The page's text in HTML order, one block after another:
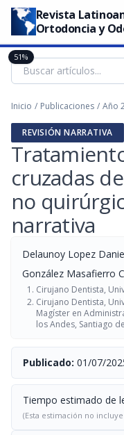
Revista
Ortodoncia y
Inicio / Publicaciones / Año
REVISIÓN NARRATIVA
cruzadas
no
narrativa
Delaunoy Lopez
González Masafierro
Cirujano Dentista,
Cirujano Dentista,
Magíster en
los Andes, Santiago
Publicado: 01/07/
Tiempo estimado de
(Esta estimación no
51%